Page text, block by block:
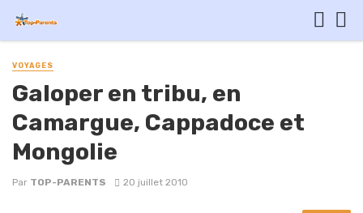
VOYAGES
Galoper en tribu, en
Camargue, Cappadoce et
Mongolie
Par TOP-PARENTS 20 juillet 2010